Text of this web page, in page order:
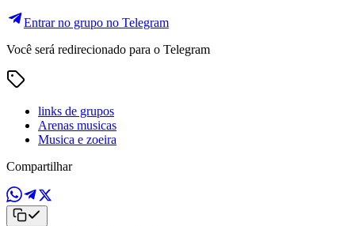
Entrar no grupo no Telegram
Você será redirecionado para o Telegram
links de grupos
Arenas musicas
Musica e zoeira
Compartilhar